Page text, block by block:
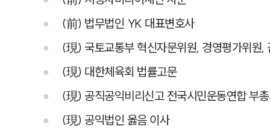
(前) 법무법인 YK 대표변호사
(現) 국토교통부 혁신자문위원, 경영평가위원,
(現) 대한체육회 법률고문
(現) 공직공익비리신고 전국시민운동연합 부
(現) 공익법인 옳음 이사